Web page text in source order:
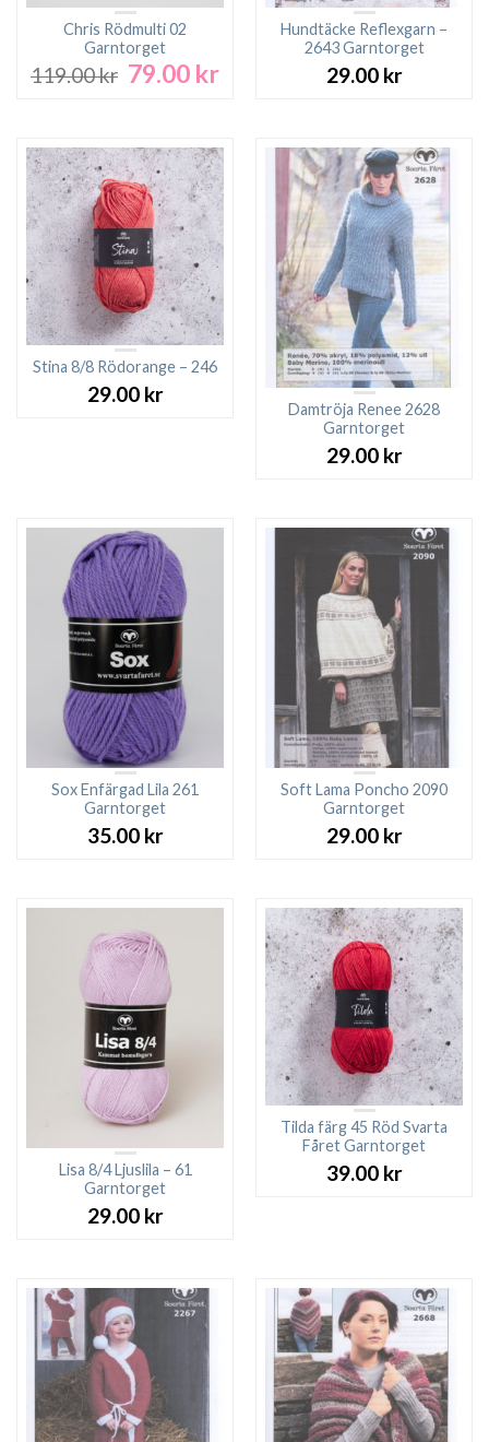
Chris Rödmulti 02
Garntorget
119.00kr Det
119.00 kr.
79.00 krDet
79.00 kr.
Hundtäcke Reflexgarn –
2643 Garntorget
29.00 kr
Stina 8/8 Rödorange – 246
29.00 kr
Damtröja Renee 2628
Garntorget
29.00 kr
Sox Enfärgad Lila 261
Garntorget
35.00 kr
Soft Lama Poncho 2090
Garntorget
29.00 kr
Lisa 8/4 Ljuslila – 61
Garntorget
29.00 kr
Tilda färg 45 Röd Svarta
Fåret Garntorget
39.00 kr